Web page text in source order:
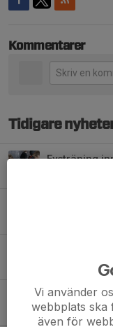
Kommentarer
Tidigare
Fysträning
28 aug 2025
Kom In i
27 aug 2025
Vi använder
webbplats ska
även för